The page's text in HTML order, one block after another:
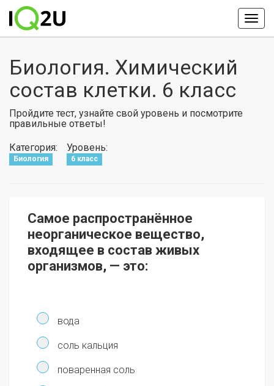
Биология. Химический
состав клетки. 6 класс
Пройдите тест, узнайте свой уровень и посмотрите
правильные ответы!
Категория:
Биология
Уровень:
6 класс
Самое распространённое
неорганическое вещество,
входящее в состав живых
организмов, — это:
вода
соль кальция
поваренная соль